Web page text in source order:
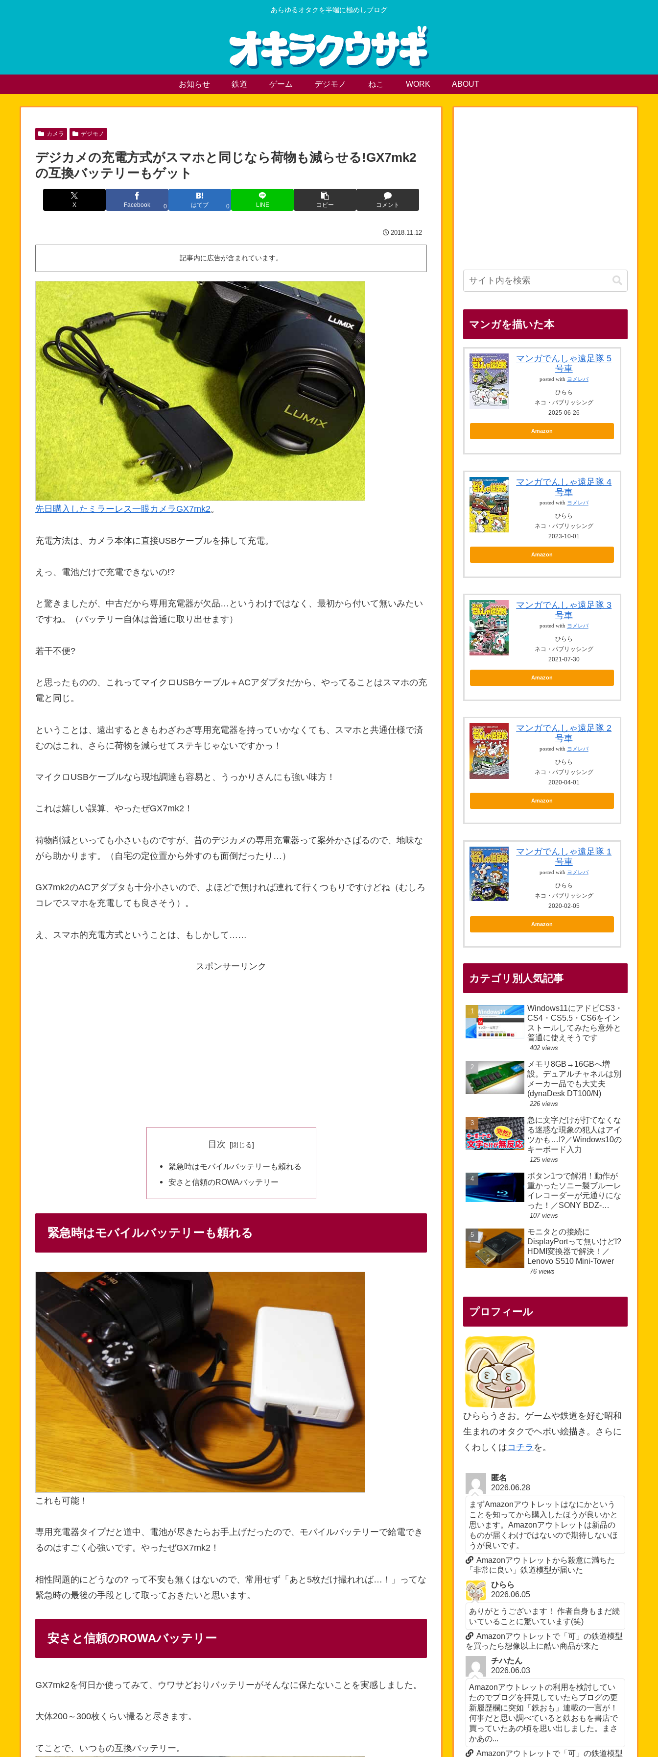
あらゆるオタクを半端に極めしブログ
お知らせ 鉄道 ゲーム デジモノ ねこ WORK ABOUT
カメラ デジモノ
デジカメの充電方式がスマホと同じなら荷物も減らせる!GX7mk2
の互換バッテリーもゲット
X Facebook 0 はてブ 0 LINE コピー コメント
2018.11.12
記事内に広告が含まれています。
先日購入したミラーレス一眼カメラGX7mk2。
充電方法は、カメラ本体に直接USBケーブルを挿して充電。
えっ、電池だけで充電できないの!?
と驚きましたが、中古だから専用充電器が欠品…というわけではなく、最初から付いて無いみたい
ですね。（バッテリー自体は普通に取り出せます）
若干不便?
と思ったものの、これってマイクロUSBケーブル＋ACアダプタだから、やってることはスマホの充
電と同じ。
ということは、遠出するときもわざわざ専用充電器を持っていかなくても、スマホと共通仕様で済
むのはこれ、さらに荷物を減らせてステキじゃないですかっ！
マイクロUSBケーブルなら現地調達も容易と、うっかりさんにも強い味方！
これは嬉しい誤算、やったぜGX7mk2！
荷物削減といっても小さいものですが、昔のデジカメの専用充電器って案外かさばるので、地味な
がら助かります。（自宅の定位置から外すのも面倒だったり…）
GX7mk2のACアダプタも十分小さいので、よほどで無ければ連れて行くつもりですけどね（むしろ
コレでスマホを充電しても良さそう）。
え、スマホ的充電方式ということは、もしかして……
スポンサーリンク
目次
緊急時はモバイルバッテリーも頼れる
安さと信頼のROWAバッテリー
緊急時はモバイルバッテリーも頼れる
これも可能！
専用充電器タイプだと道中、電池が尽きたらお手上げだったので、モバイルバッテリーで給電でき
るのはすごく心強いです。やったぜGX7mk2！
相性問題的にどうなの? って不安も無くはないので、常用せず「あと5枚だけ撮れれば…！」ってな
緊急時の最後の手段として取っておきたいと思います。
安さと信頼のROWAバッテリー
GX7mk2を何日か使ってみて、ウワサどおりバッテリーがそんなに保たないことを実感しました。
大体200～300枚くらい撮ると尽きます。
てことで、いつもの互換バッテリー。
マンガを描いた本
マンガでんしゃ遠足隊 5
号車
posted with ヨメレバ
ひらら
ネコ・パブリッシング
2025-06-26
Amazon
マンガでんしゃ遠足隊 4
号車
posted with ヨメレバ
ひらら
ネコ・パブリッシング
2023-10-01
Amazon
マンガでんしゃ遠足隊 3
号車
posted with ヨメレバ
ひらら
ネコ・パブリッシング
2021-07-30
Amazon
マンガでんしゃ遠足隊 2
号車
posted with ヨメレバ
ひらら
ネコ・パブリッシング
2020-04-01
Amazon
マンガでんしゃ遠足隊 1
号車
posted with ヨメレバ
ひらら
ネコ・パブリッシング
2020-02-05
Amazon
カテゴリ別人気記事
Windows11にアドビCS3・
CS4・CS5.5・CS6をイン
ストールしてみたら意外と
普通に使えそうです
402 views
メモリ8GB→16GBへ増
設。デュアルチャネルは別
メーカー品でも大丈夫
(dynaDesk DT100/N)
226 views
急に文字だけが打てなくな
る迷惑な現象の犯人はアイ
ツかも…!?／Windows10の
キーボード入力
125 views
ボタン1つで解消！動作が
重かったソニー製ブルーレ
イレコーダーが元通りにな
った！／SONY BDZ-
EW510
107 views
モニタとの接続に
DisplayPortって無いけど!?
HDMI変換器で解決！／
Lenovo S510 Mini-Tower
76 views
プロフィール
ひららうさお。ゲームや鉄道を好む昭和
生まれのオタクでヘボい絵描き。さらに
くわしくはコチラ を。
匿名
2026.06.28
まずAmazonアウトレットはなにかという
ことを知ってから購入したほうが良いかと
思います。Amazonアウトレットは新品の
ものが届くわけではないので期待しないほ
うが良いです。
Amazonアウトレットから殺意に満ちた
「非常に良い」鉄道模型が届いた
ひらら
2026.06.05
ありがとうございます！ 作者自身もまだ続
いていることに驚いています(笑)
Amazonアウトレットで「可」の鉄道模型
を買ったら想像以上に酷い商品が来た
チハたん
2026.06.03
Amazonアウトレットの利用を検討してい
たのでブログを拝見していたらブログの更
新履歴欄に突如「鉄おも」連載の一言が！
何事だと思い調べていると鉄おもを書店で
買っていたあの頃を思い出しました。まさ
かあの...
Amazonアウトレットで「可」の鉄道模型